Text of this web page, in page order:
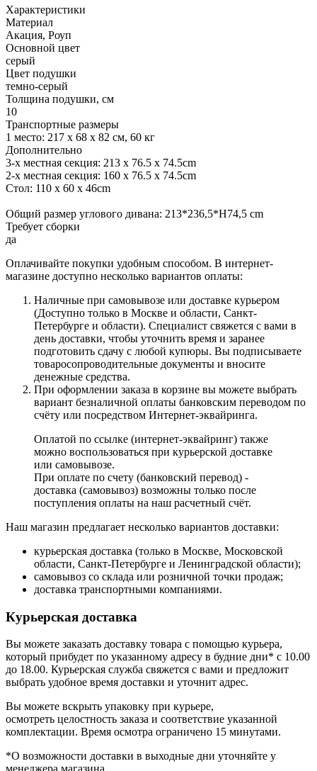
Характеристики
Материал
Акация, Роуп
Основной цвет
серый
Цвет подушки
темно-серый
Толщина подушки, см
10
Транспортные размеры
1 место: 217 х 68 х 82 см, 60 кг
Дополнительно
3-х местная секция: 213 x 76.5 x 74.5cm
2-х местная секция: 160 x 76.5 x 74.5cm
Стол: 110 x 60 x 46cm
Общий размер углового дивана: 213*236,5*H74,5 cm
Требует сборки
да
Оплачивайте покупки удобным способом. В интернет-
магазине доступно несколько вариантов оплаты:
Наличные при самовывозе или доставке курьером
(Доступно только в Москве и области, Санкт-
Петербурге и области). Специалист свяжется с вами в
день доставки, чтобы уточнить время и заранее
подготовить сдачу с любой купюры. Вы подписываете
товаросопроводительные документы и вносите
денежные средства.
При оформлении заказа в корзине вы можете выбрать
вариант безналичной оплаты банковским переводом по
счёту или посредством Интернет-эквайринга.
Оплатой по ссылке (интернет-эквайринг) также
можно воспользоваться при курьерской доставке
или самовывозе.
При оплате по счету (банковский перевод) -
доставка (самовывоз) возможны только после
поступления оплаты на наш расчетный счёт.
Наш магазин предлагает несколько вариантов доставки:
курьерская доставка (только в Москве, Московской
области, Санкт-Петербурге и Ленинградской области);
самовывоз со склада или розничной точки продаж;
доставка транспортными компаниями.
Курьерская доставка
Вы можете заказать доставку товара с помощью курьера,
который прибудет по указанному адресу в будние дни* с 10.00
до 18.00. Курьерская служба свяжется с вами и предложит
выбрать удобное время доставки и уточнит адрес.
Вы можете вскрыть упаковку при курьере,
осмотреть целостность заказа и соответствие указанной
комплектации. Время осмотра ограничено 15 минутами.
*О возможности доставки в выходные дни уточняйте у